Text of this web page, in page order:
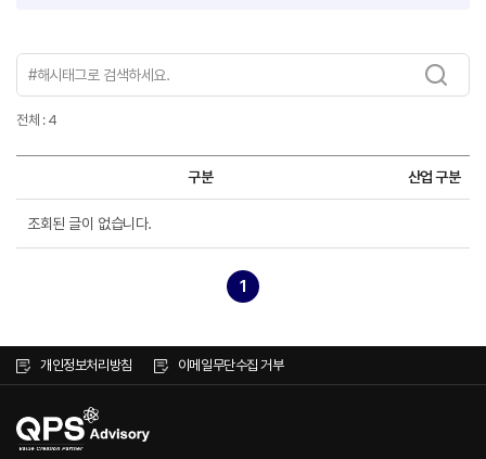
전체 : 4
구분 산업 구분
조회된 글이 없습니다.
1
개인정보처리방침 이메일무단수집 거부